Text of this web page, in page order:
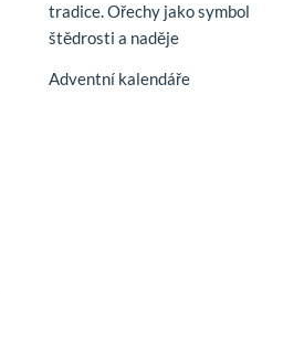
tradice. Ořechy jako symbol
štědrosti a naděje
Adventní kalendáře